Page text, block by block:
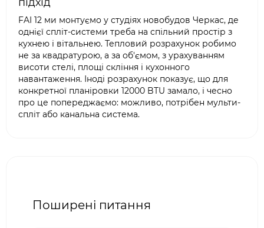
FAI 12 ми монтуємо у студіях новобудов Черкас, де
однієї спліт-системи треба на спільний простір з
кухнею і вітальнею. Тепловий розрахунок робимо
не за квадратурою, а за об'ємом, з урахуванням
висоти стелі, площі скління і кухонного
навантаження. Іноді розрахунок показує, що для
конкретної планіровки 12000 BTU замало, і чесно
про це попереджаємо: можливо, потрібен мульти-
спліт або канальна система.
Поширені питання